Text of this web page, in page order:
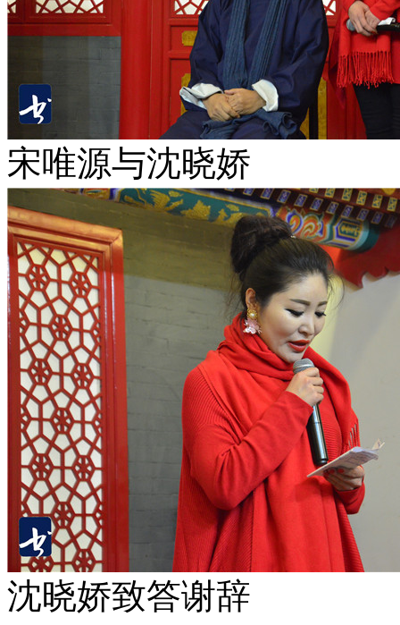
宋唯源与沈晓娇
沈晓娇致答谢辞